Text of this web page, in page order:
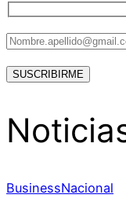
BusinessNacional